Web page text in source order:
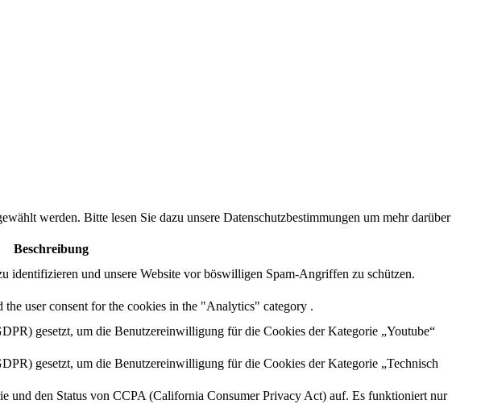
werden. Bitte lesen Sie dazu unsere Datenschutzbestimmungen um mehr darüber
Beschreibung
identifizieren und unsere Website vor böswilligen Spam-Angriffen zu schützen.
user consent for the cookies in the "Analytics" category .
gesetzt, um die Benutzereinwilligung für die Cookies der Kategorie „Youtube“
gesetzt, um die Benutzereinwilligung für die Cookies der Kategorie „Technisch
und den Status von CCPA (California Consumer Privacy Act) auf. Es funktioniert nur